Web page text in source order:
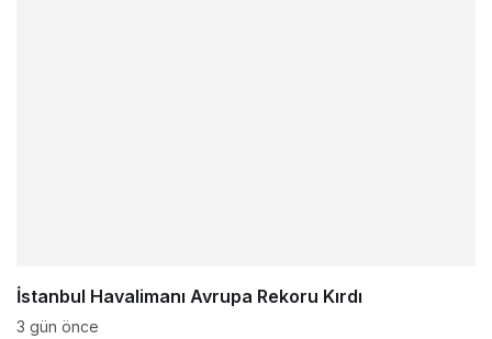
İstanbul Havalimanı Avrupa Rekoru Kırdı
3 gün önce